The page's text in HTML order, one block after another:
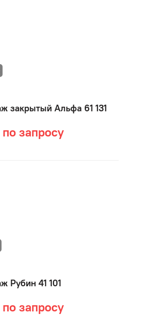
закрытый Альфа 61 131
запросу
Рубин 41 101
запросу